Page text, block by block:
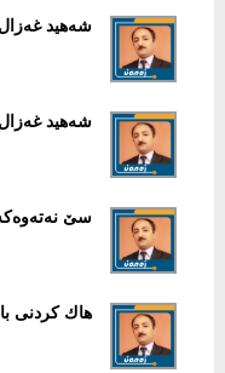
شەهید
شەهید
سێ
هاك كردنی